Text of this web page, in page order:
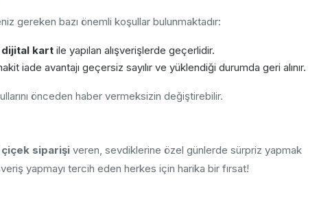
gereken bazı önemli koşullar bulunmaktadır:
dijital kart ile yapılan alışverişlerde geçerlidir.
iade avantajı geçersiz sayılır ve yüklendiği durumda geri alınır.
önceden haber vermeksizin değiştirebilir.
siparişi veren, sevdiklerine özel günlerde sürpriz yapmak
yapmayı tercih eden herkes için harika bir fırsat!